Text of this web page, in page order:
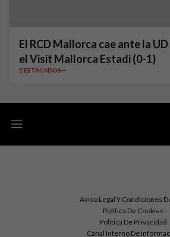
El RCD Mallorca cae ante la UD
el Visit Mallorca Estadi (0-1)
DESTACADOS
Aviso Legal Y Condiciones
Política De Cookies
Política De Privacidad
Canal Interno De